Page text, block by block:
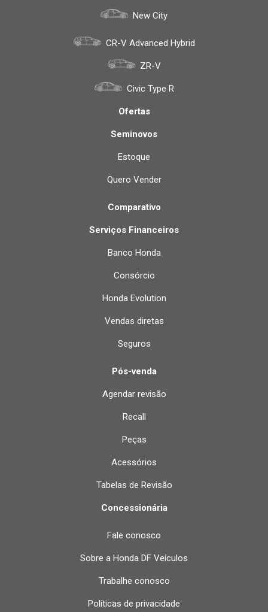
New City
CR-V Advanced Hybrid
ZR-V
Civic Type R
Ofertas
Seminovos
Estoque
Quero Vender
Comparativo
Serviços Financeiros
Banco Honda
Consórcio
Honda Evolution
Vendas diretas
Seguros
Pós-venda
Agendar revisão
Recall
Peças
Acessórios
Tabelas de Revisão
Concessionária
Fale conosco
Sobre a Honda DF Veículos
Trabalhe conosco
Políticas de privacidade